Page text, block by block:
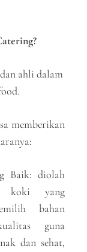
ahli dalam
memberikan
Baik: diolah
koki yang
bahan
guna
dan sehat,